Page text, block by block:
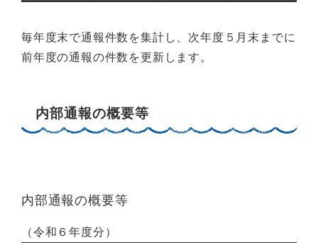
毎年度末で通報件数を集計し、次年度５月末までに
前年度の通報の件数を更新します。
内部通報の概要等
内部通報の概要等
（令和６年度分）